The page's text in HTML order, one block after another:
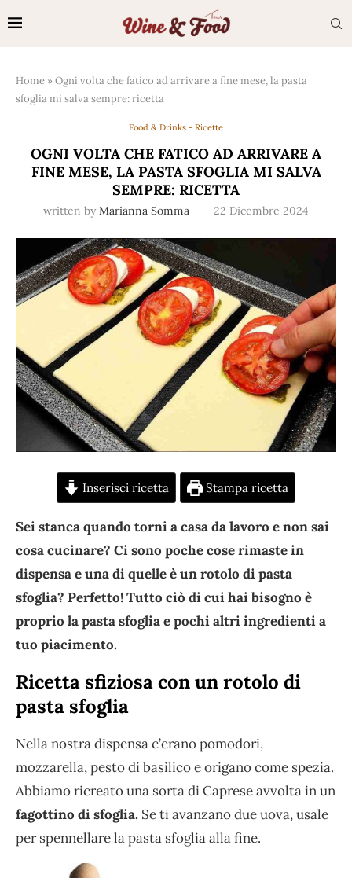
Home »Ogni volta che fatico ad arrivare a fine mese, la pasta
sfoglia mi salva sempre: ricetta
Food & Drinks - Ricette
OGNI VOLTA CHE FATICO AD ARRIVARE A
FINE MESE, LA PASTA SFOGLIA MI SALVA
SEMPRE: RICETTA
written by Marianna Somma 22 Dicembre 2024
Inserisci ricetta Stampa ricetta
Sei stanca quando torni a casa da lavoro e non sai
cosa cucinare? Ci sono poche cose rimaste in
dispensa e una di quelle è un rotolo di pasta
sfoglia? Perfetto! Tutto ciò di cui hai bisogno è
proprio la pasta sfoglia e pochi altri ingredienti a
tuo piacimento.
Ricetta sfiziosa con un rotolo di
pasta sfoglia
Nella nostra dispensa c’erano pomodori,
mozzarella, pesto di basilico e origano come spezia.
Abbiamo ricreato una sorta di Caprese avvolta in un
fagottino di sfoglia. Se ti avanzano due uova, usale
per spennellare la pasta sfoglia alla fine.